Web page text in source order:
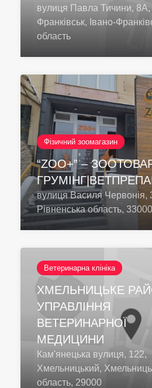
вулиця Павла Тичини, 8А,
Франківськ, Івано-
область
Фізичний зоомагазин
“ZOO+” –
вулиця Василя Червонія,
Рівненська область, 33000
Ветеринарна клініка
ХМЕЛЬНИЦЬКЕ
УПРАВЛІННЯ
ВЕТЕРИНАРНОЇ
МЕДИЦИНИ
Кам'янецька вулиця, 122,
Хмельницький,
область, 29000